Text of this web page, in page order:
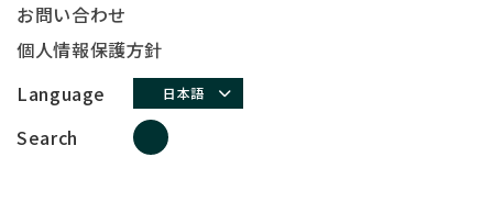
お問い合わせ
個人情報保護方針
Language
日本語
Search